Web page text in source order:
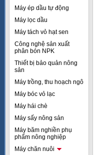
Máy ép dầu tự động
Máy lọc dầu
Máy tách vỏ hạt sen
Công nghệ sản xuất
phân bón NPK
Thiết bị bảo quản nông
sản
Máy trồng, thu hoạch ngô
Máy bóc vỏ lạc
Máy hái chè
Máy sấy nông sản
Máy băm nghiền phụ
phẩm nông nghiệp
Máy chăn nuôi